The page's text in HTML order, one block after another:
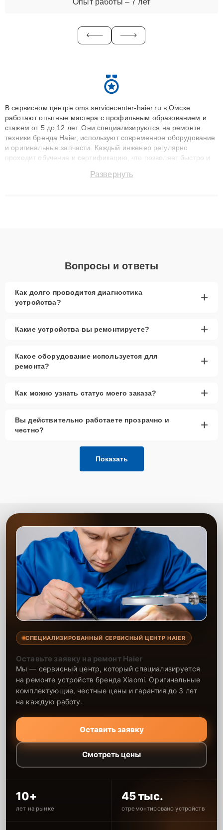
В сервисном центре oms.servicecenter-haier.ru в Омске
работают опытные мастера с профильным образованием и
стажем от 5 до 12 лет. Они специализируются на ремонте
техники бренда Haier, используют современное оборудование
и оригинальные запчасти. Каждый инженер регулярно
проходит обучение и сертификацию, что позволяет быстро и
сохранением гарантии до 3 лет. Наши мастера решают
Развернуть
Вопросы и ответы
Как долго проводится диагностика
устройства?
+
Какие устройства вы ремонтируете? +
Какое оборудование используется для
ремонта?
+
Как можно узнать статус моего заказа? +
Вы действительно работаете прозрачно и
честно?
+
Показать
СПЕЦИАЛИЗИРОВАННЫЙ СЕРВИСНЫЙ ЦЕНТР HAIER
Оставьте заявку на ремонт Haier
Мы — сервисный центр, который специализируется
на ремонте устройств бренда Xiaomi. Оригинальные
комплектующие, честные цены и гарантия до 3 лет
на каждую работу.
Оставить заявку
Смотреть цены
10+
лет на рынке
45 тыс.
отремонтировано устройств